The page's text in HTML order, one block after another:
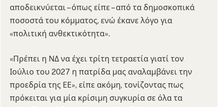
αποδεικνύεται – όπως είπε – από τα δημοσκοπικά
ποσοστά του κόμματος, ενώ έκανε λόγο για
«πολιτική ανθεκτικότητα».
«Πρέπει η ΝΔ να έχει τρίτη τετραετία γιατί τον
Ιούλιο του 2027 η πατρίδα μας αναλαμβάνει την
προεδρία της ΕΕ», είπε ακόμη, τονίζοντας πως
πρόκειται για μία κρίσιμη συγκυρία σε όλα τα